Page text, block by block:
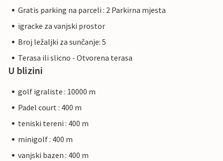
Gratis parking na parceli : 2 Parkirna mjesta
igracke za vanjski prostor
Broj ležaljki za sunčanje: 5
Terasa ili slicno - Otvorena terasa
U blizini
golf igraliste : 10000 m
Padel court : 400 m
teniski tereni : 400 m
minigolf : 400 m
vanjski bazen : 400 m